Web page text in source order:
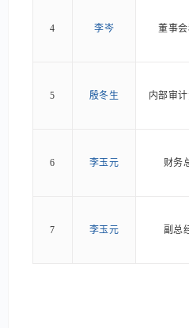
4 李岑 董事
5 殷冬生 内部审
6 李玉元 财务
7 李玉元 副总